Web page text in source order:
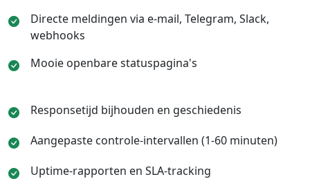
Directe meldingen via e-mail, Telegram, Slack,
webhooks
Mooie openbare statuspagina's
Responsetijd bijhouden en geschiedenis
Aangepaste controle-intervallen (1-60 minuten)
Uptime-rapporten en SLA-tracking